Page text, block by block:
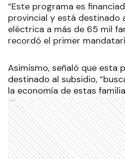
“Este programa es
provincial y está destinado
eléctrica a más de 65 mil
recordó el primer
Asimismo, señaló que esta
destinado al subsidio,
la economía de estas
Ads